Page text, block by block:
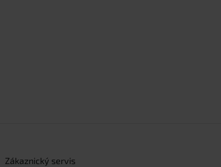
Zákaznický servis